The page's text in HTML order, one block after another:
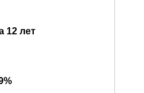
12 лет